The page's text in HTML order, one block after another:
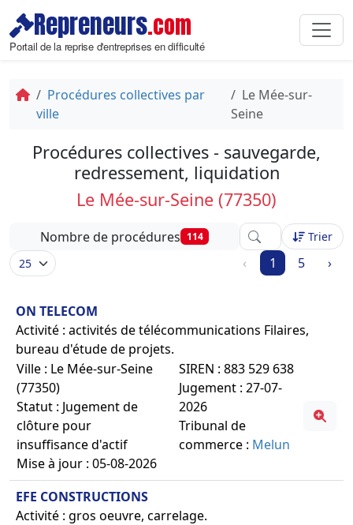
Repreneurs.com
Portail de la reprise d'entreprises en difficulté
Procédures collectives par
ville
Le Mée-sur-
Seine
Procédures collectives - sauvegarde,
redressement, liquidation
Le Mée-sur-Seine (77350)
Nombre de procédures 114 Affinez votreTrier
‹ 1 5 ›
ON TELECOM
Activité : activités de télécommunications Filaires,
bureau d'étude de projets.
Ville : Le Mée-sur-Seine
(77350)
Statut : Jugement de
clôture pour
insuffisance d'actif
Mise à jour : 05-08-2026
SIREN : 883 529 638
Jugement : 27-07-
2026
Tribunal de
commerce : Melun
EFE CONSTRUCTIONS
Activité : gros oeuvre, carrelage.